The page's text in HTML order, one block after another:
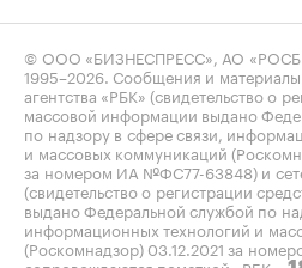
© ООО «БИЗНЕСПРЕСС», АО
1995–2026 . Сообщения и
агентства «РБК» (свидетельство о
массовой информации выдано
по надзору в сфере связи,
и массовых коммуникаций
за номером ИА №ФС77-63848) и
(свидетельство о регистрации
выдано Федеральной службой по
информационных технологий и
(Роскомнадзор) 03.12.2021 за